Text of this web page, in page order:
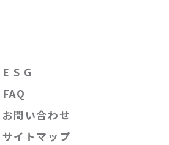
E S G
FAQ
お問い合わせ
サイトマップ